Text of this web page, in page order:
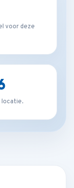
voor deze
locatie.